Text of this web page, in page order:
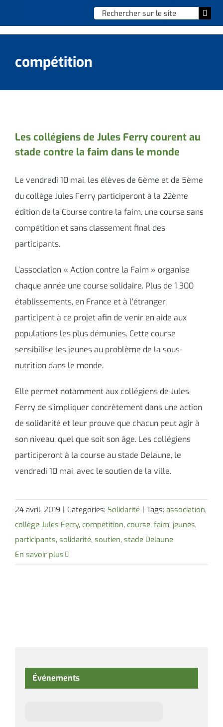
Chercher
:
Vie municipale
Culture et loisirs
Social & solidarité
Contacter le maire
compétition
Les collégiens de Jules Ferry courent au
stade contre la faim dans le monde
Le vendredi 10 mai, les élèves de 6ème et de 5ème
du collège Jules Ferry participeront à la 22ème
édition de la Course contre la faim, une course sans
compétition et sans classement final des
participants.
L’association « Action contre la Faim » organise
chaque année une course solidaire. Plus de 1 300
établissements, en France et à l’étranger,
participent à ce projet afin de venir en aide aux
populations les plus démunies. Cette course
sensibilise les jeunes au problème de la sous-
nutrition dans le monde.
Elle permet notamment aux collégiens de Jules
Ferry de s’impliquer concrètement dans une action
de solidarité et leur prouve que chacun peut agir à
son niveau, quel que soit son âge. Les collégiens
participeront à la course au stade Delaune, le
vendredi 10 mai, avec le soutien de la ville.
24 avril, 2019 | Categories: Solidarité | Tags: association,
collège Jules Ferry, compétition, course, faim, jeunes,
participants, solidarité, soutien, stade Delaune
En savoir plus
Événements